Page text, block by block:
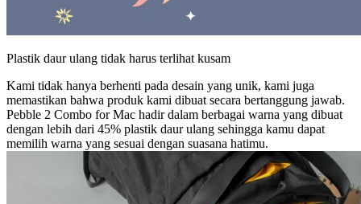
Plastik daur ulang tidak harus terlihat kusam
Kami tidak hanya berhenti pada desain yang unik, kami juga
memastikan bahwa produk kami dibuat secara bertanggung jawab.
Pebble 2 Combo for Mac hadir dalam berbagai warna yang dibuat
dengan lebih dari 45% plastik daur ulang sehingga kamu dapat
memilih warna yang sesuai dengan suasana hatimu.